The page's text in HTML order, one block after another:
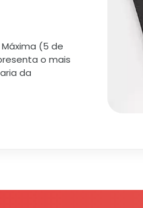
(5 de
o mais
da